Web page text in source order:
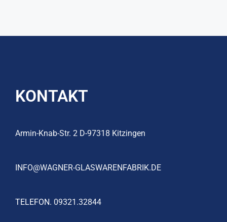
KONTAKT
Armin-Knab-Str. 2 D-97318 Kitzingen
INFO@WAGNER-GLASWARENFABRIK.DE
TELEFON. 09321.32844